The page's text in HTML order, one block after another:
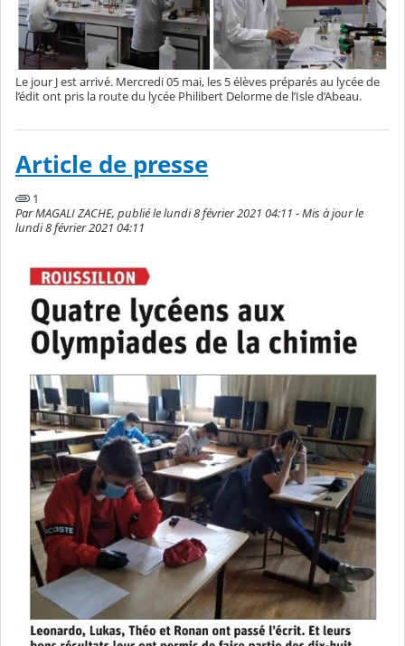
Le jour J est arrivé. Mercredi 05 mai, les 5 élèves préparés au lycée de
l’édit ont pris la route du lycée Philibert Delorme de l’Isle d’Abeau.
Article de presse
1
Par MAGALI ZACHE, publié le lundi 8 février 2021 04:11 - Mis à jour le
lundi 8 février 2021 04:11